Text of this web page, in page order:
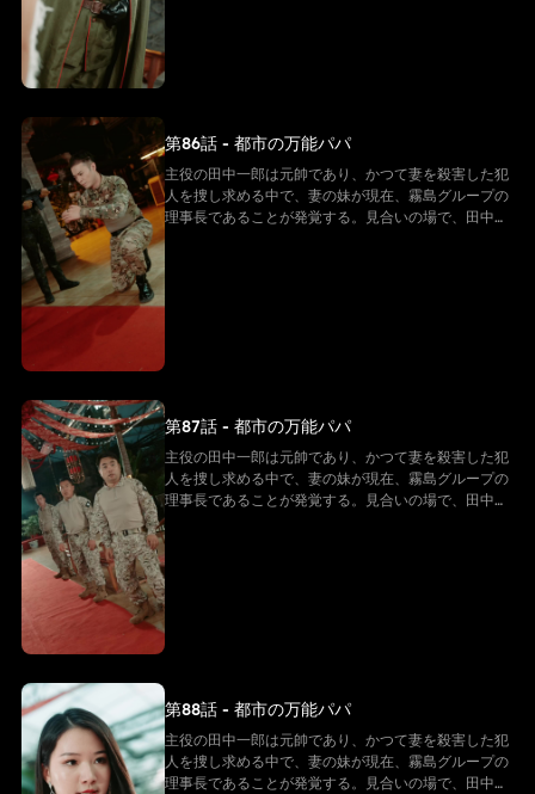
が田中一郎の亡き妻の妹であるため、田中一郎は彼女
を密かに守り続けている。その間、二人は霧島グルー
中一郎が実はかつての伝説的な元帥であったことが判
明するのだ。真実を知った人々は驚きと敬意を抱き、
彼の勇敢さと地位を理解する。元帥として、田中一郎
は黙々と奮闘し続け、多くの謎を解き明かしていく。
最後に、田中一郎は自らの身分を公表し、部下を率い
ラマである。
第86話 - 都市の万能パパ
主役の田中一郎は元帥であり、かつて妻を殺害した犯
人を捜し求める中で、妻の妹が現在、霧島グループの
理事長であることが発覚する。見合いの場で、田中一
郎は霧島グループの理事長である山田雪子に出会う。
は父親が新しい母親を見つけてくれるかどうかに期待
を密かに守り続けている。その間、二人は霧島グルー
そして、長年にわたる秘密がついに明らかになる。田
中一郎が実はかつての伝説的な元帥であったことが判
明するのだ。真実を知った人々は驚きと敬意を抱き、
彼の勇敢さと地位を理解する。元帥として、田中一郎
は黙々と奮闘し続け、多くの謎を解き明かしていく。
最後に、田中一郎は自らの身分を公表し、部下を率い
て国を守る。 この物語は、愛と闘いに満ちた壮大なド
ラマである。
第87話 - 都市の万能パパ
主役の田中一郎は元帥であり、かつて妻を殺害した犯
人を捜し求める中で、妻の妹が現在、霧島グループの
理事長であることが発覚する。見合いの場で、田中一
郎は霧島グループの理事長である山田雪子に出会う。
山田雪子は田中一郎を自分の見合い相手だと勘違いす
るが、実は全くの勘違いであることが判明する。子供
は父親が新しい母親を見つけてくれるかどうかに期待
を寄せ、二人は成り行きで偽の夫婦となる。 山田雪子
が田中一郎の亡き妻の妹であるため、田中一郎は彼女
を密かに守り続けている。その間、二人は霧島グルー
そして、長年にわたる秘密がついに明らかになる。田
中一郎が実はかつての伝説的な元帥であったことが判
明するのだ。真実を知った人々は驚きと敬意を抱き、
彼の勇敢さと地位を理解する。元帥として、田中一郎
は黙々と奮闘し続け、多くの謎を解き明かしていく。
第88話 - 都市の万能パパ
主役の田中一郎は元帥であり、かつて妻を殺害した犯
人を捜し求める中で、妻の妹が現在、霧島グループの
理事長であることが発覚する。見合いの場で、田中一